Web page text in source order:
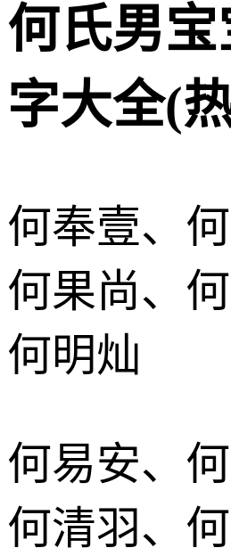
何氏男宝
字大全(
何奉壹、何
何果尚、何
何明灿
何易安、何
何清羽、何